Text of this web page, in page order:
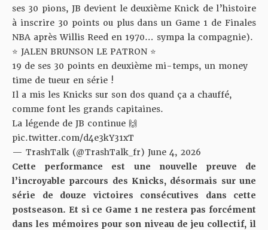
ses 30 pions, JB devient le deuxième Knick de l’histoire
à inscrire 30 points ou plus dans un Game 1 de Finales
NBA après Willis Reed en 1970… sympa la compagnie).
⭐️ JALEN BRUNSON LE PATRON ⭐️
19 de ses 30 points en deuxième mi-temps, un money
time de tueur en série !
Il a mis les Knicks sur son dos quand ça a chauffé,
comme font les grands capitaines.
La légende de JB continue 🙌
pic.twitter.com/d4e3kY31xT
— TrashTalk (@TrashTalk_fr) June 4, 2026
Cette performance est une nouvelle preuve de
l’incroyable parcours des Knicks, désormais sur une
série de douze victoires consécutives dans cette
postseason. Et si ce Game 1 ne restera pas forcément
dans les mémoires pour son niveau de jeu collectif, il